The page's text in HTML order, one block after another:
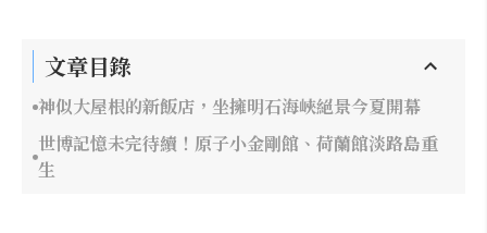
文章目錄
神似大屋根的新飯店，坐擁明石海峽絕景今夏開幕
世博記憶未完待續！原子小金剛館、荷蘭館淡路島重
生